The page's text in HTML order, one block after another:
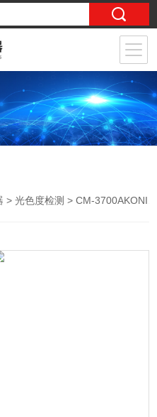
>光色度检测 > CM-3700AKONICA MINOLTA 柯尼卡美能达 分光测色计